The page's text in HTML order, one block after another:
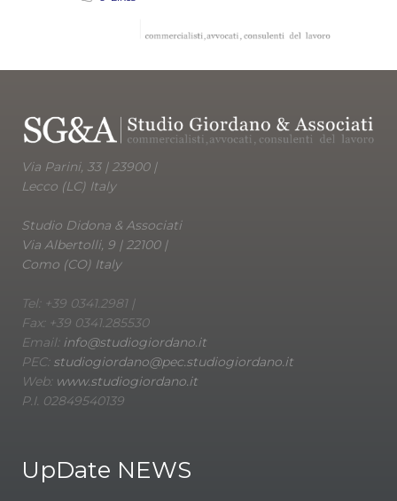
Via Parini, 33 | 23900 |
Lecco (LC) Italy
Studio Didona & Associati
Via Albertolli, 9 | 22100 |
Como (CO) Italy
Tel: +39 0341.2981 |
Fax: +39 0341.285530
Email: info@studiogiordano.it
PEC: studiogiordano@pec.studiogiordano.it
Web: www.studiogiordano.it
P.I. 02849540139
UpDate NEWS